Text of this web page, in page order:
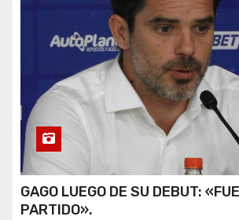
GAGO LUEGO DE SU DEBUT:
PARTIDO».